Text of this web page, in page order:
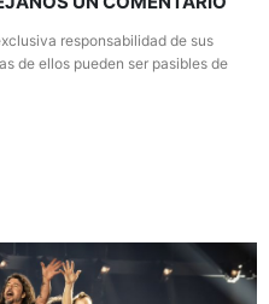
responsabilidad de sus
de ellos pueden ser pasibles de